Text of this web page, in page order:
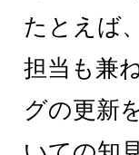
たとえば
担当も兼
グの更新